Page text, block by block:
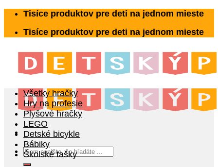
Skip
content
Tisíce produktov pre deti na jednom mieste
Tisíce produktov pre deti na jednom mieste
Hľadať:
Všetky hračky
Hry na profesie
Plyšové hračky
LEGO
Detské bicykle
Bábiky
Školské tašky